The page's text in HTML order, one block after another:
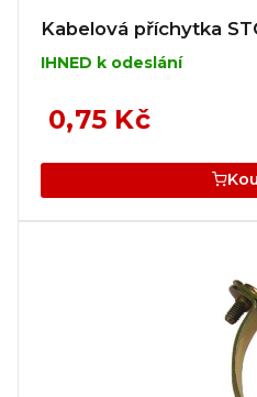
Kabelová příchytka
IHNED k odeslání
0,75 Kč